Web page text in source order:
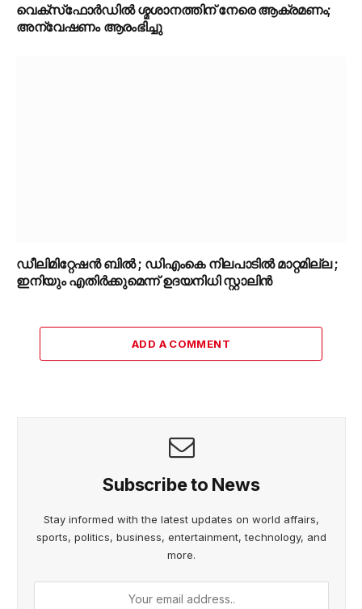
വെക്‌സ്‌ഫോർഡിൽ ശ്മശാനത്തിന് നേരെ ആക്രമണം;
അന്വേഷണം ആരംഭിച്ചു
ഡീലിമിറ്റേഷൻ ബിൽ ; ഡിഎംകെ നിലപാടിൽ മാറ്റമില്ല ;
ഇനിയും എതിർക്കുമെന്ന് ഉദയനിധി സ്റ്റാലിൻ
ADD A COMMENT
Subscribe to News
Stay informed with the latest updates on world affairs,
sports, politics, business, entertainment, technology, and
more.